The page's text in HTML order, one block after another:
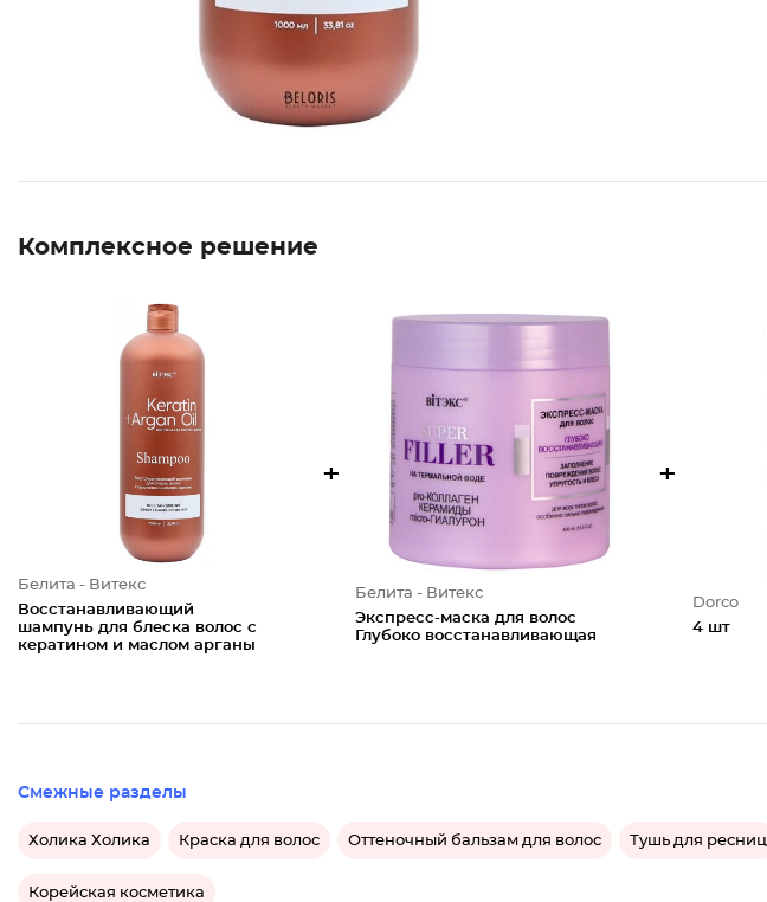
Комплексное решение
Белита - Витекс
Восстанавливающий
шампунь для блеска волос с
кератином и маслом арганы
+
Белита - Витекс
Экспресс-маска для волос
Глубоко восстанавливающая
+
Dorco
4 шт
Смежные разделы
Холика Холика Краска для волос Оттеночный бальзам для волос Тушь для ресниц
Корейская косметика